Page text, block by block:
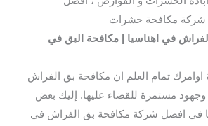
شركة مكافحة حشرات
في اهناسيا | مكافحة البق في
تمام العلم ان مكافحة بق الفراش
مستمرة للقضاء عليها. إليك بعض
في افضل شركة مكافحة بق الفراش في